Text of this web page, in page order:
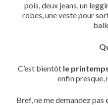
pois, deux jeans, un
robes, une veste pour
C’est bientôt le
enfin presque,
Bref, ne me demandez pas